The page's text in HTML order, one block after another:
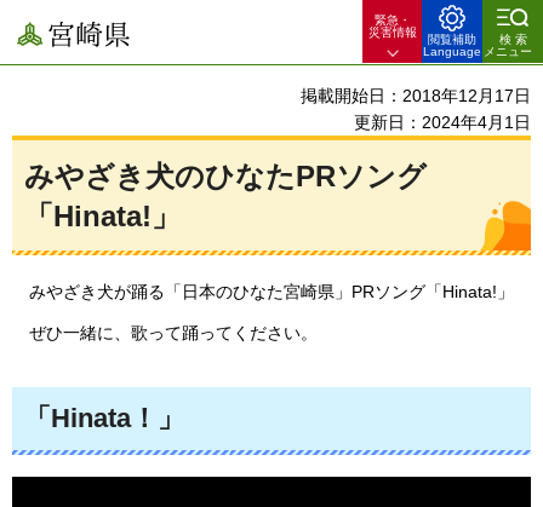
宮崎県
緊急・
災害情報
閲覧補助
Language
検索
メニュー
掲載開始日：2018年12月17日
更新日：2024年4月1日
みやざき犬のひなたPRソング
「Hinata!」
みやざき犬が踊る「日本のひなた宮崎県」PRソング「Hinata!」
ぜひ一緒に、歌って踊ってください。
「Hinata！」